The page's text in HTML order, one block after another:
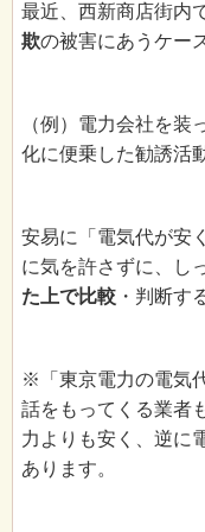
最近、西新商店街内
欺の被害にあうケー
（例）電力会社を装
化に便乗した勧誘活
安易に「電気代が安
に気を許さずに、し
た上で比較 ・判断す
※「東京電力の電気
話をもってくる業者
力よりも安く、逆に
あります。